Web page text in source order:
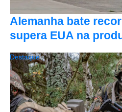
Alemanha bate
supera EUA na
Destaque